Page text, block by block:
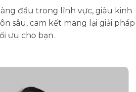
đầu trong lĩnh vực, giàu kinh
sâu, cam kết mang lại giải pháp
ưu cho bạn.